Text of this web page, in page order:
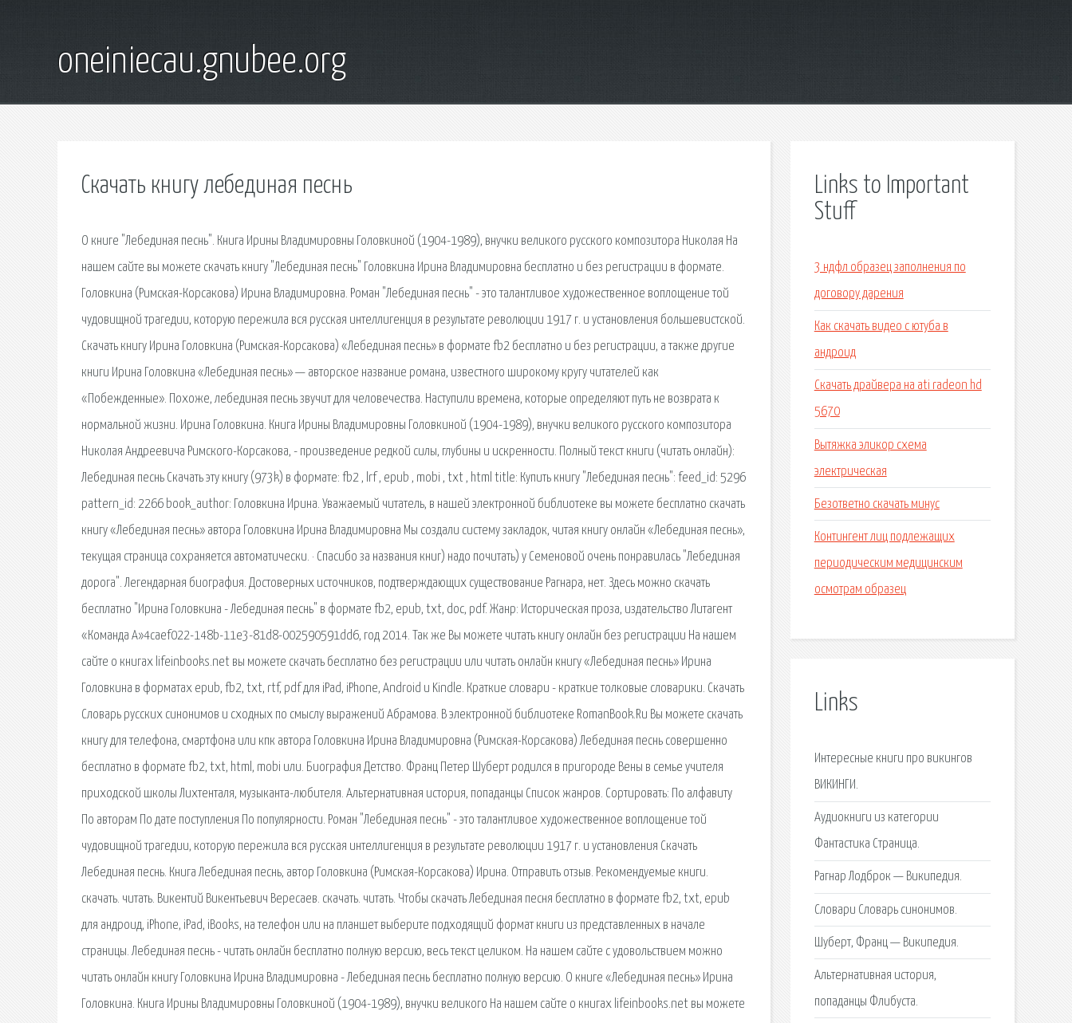
oneiniecau.gnubee.org
Скачать книгу лебединая песнь
О книге "Лебединая песнь". Книга Ирины Владимировны Головкиной (1904-1989), внучки великого русского композитора Николая На
нашем сайте вы можете скачать книгу "Лебединая песнь" Головкина Ирина Владимировна бесплатно и без регистрации в формате.
Головкина (Римская-Корсакова) Ирина Владимировна. Роман "Лебединая песнь" - это талантливое художественное воплощение той
чудовищной трагедии, которую пережила вся русская интеллигенция в результате революции 1917 г. и установления большевистской.
Скачать книгу Ирина Головкина (Римская-Корсакова) «Лебединая песнь» в формате fb2 бесплатно и без регистрации, а также другие
книги Ирина Головкина «Лебединая песнь» — авторское название романа, известного широкому кругу читателей как
«Побежденные». Похоже, лебединая песнь звучит для человечества. Наступили времена, которые определяют путь не возврата к
нормальной жизни. Ирина Головкина. Книга Ирины Владимировны Головкиной (1904-1989), внучки великого русского композитора
Николая Андреевича Римского-Корсакова, - произведение редкой силы, глубины и искренности. Полный текст книги (читать онлайн):
Лебединая песнь Скачать эту книгу (973k) в формате: fb2 , lrf , epub , mobi , txt , html title: Купить книгу "Лебединая песнь": feed_id: 5296
pattern_id: 2266 book_author: Головкина Ирина. Уважаемый читатель, в нашей электронной библиотеке вы можете бесплатно скачать
книгу «Лебединая песнь» автора Головкина Ирина Владимировна Мы создали систему закладок, читая книгу онлайн «Лебединая песнь»,
текущая страница сохраняется автоматически. · Спасибо за названия книг) надо почитать) у Семеновой очень понравилась "Лебединая
дорога". Легендарная биография. Достоверных источников, подтверждающих существование Рагнара, нет. Здесь можно скачать
бесплатно "Ирина Головкина - Лебединая песнь" в формате fb2, epub, txt, doc, pdf. Жанр: Историческая проза, издательство Литагент
«Команда А»4caef022-148b-11e3-81d8-002590591dd6, год 2014. Так же Вы можете читать книгу онлайн без регистрации На нашем
сайте о книгах lifeinbooks.net вы можете скачать бесплатно без регистрации или читать онлайн книгу «Лебединая песнь» Ирина
Головкина в форматах epub, fb2, txt, rtf, pdf для iPad, iPhone, Android и Kindle. Краткие словари - краткие толковые словарики. Скачать
Словарь русских синонимов и сходных по смыслу выражений Абрамова. В электронной библиотеке RomanBook.Ru Вы можете скачать
книгу для телефона, смартфона или кпк автора Головкина Ирина Владимировна (Римская-Корсакова) Лебединая песнь совершенно
бесплатно в формате fb2, txt, html, mobi или. Биография Детство. Франц Петер Шуберт родился в пригороде Вены в семье учителя
приходской школы Лихтенталя, музыканта-любителя. Альтернативная история, попаданцы Список жанров. Сортировать: По алфавиту
По авторам По дате поступления По популярности. Роман "Лебединая песнь" - это талантливое художественное воплощение той
чудовищной трагедии, которую пережила вся русская интеллигенция в результате революции 1917 г. и установления Скачать
Лебединая песнь. Книга Лебединая песнь, автор Головкина (Римская-Корсакова) Ирина. Отправить отзыв. Рекомендуемые книги.
cкачать. читать. Викентий Викентьевич Вересаев. cкачать. читать. Чтобы скачать Лебединая песня бесплатно в формате fb2, txt, epub
для андроид, iPhone, iPad, iBooks, на телефон или на планшет выберите подходящий формат книги из представленных в начале
страницы. Лебединая песнь - читать онлайн бесплатно полную версию, весь текст целиком. На нашем сайте с удовольствием можно
читать онлайн книгу Головкина Ирина Владимировна - Лебединая песнь бесплатно полную версию. О книге «Лебединая песнь» Ирина
Головкина. Книга Ирины Владимировны Головкиной (1904-1989), внучки великого На нашем сайте о книгах lifeinbooks.net вы можете
Links to Important
Stuff
3 ндфл образец заполнения по
договору дарения
Как скачать видео с ютуба в
андроид
Скачать драйвера на ati radeon hd
5670
Вытяжка эликор схема
электрическая
Безответно скачать минус
Контингент лиц подлежащих
периодическим медицинским
осмотрам образец
Links
Интересные книги про викингов
ВИКИНГИ.
Аудиокниги из категории
Фантастика Страница.
Рагнар Лодброк — Википедия.
Словари Словарь синонимов.
Шуберт, Франц — Википедия.
Альтернативная история,
попаданцы Флибуста.